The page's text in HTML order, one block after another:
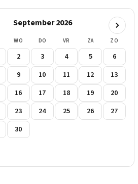
September 2026
WO DO VR ZA ZO
2 3 4 5
6
9 10 11 12
13
16 17 18 19
20
23 24 25 26
27
30